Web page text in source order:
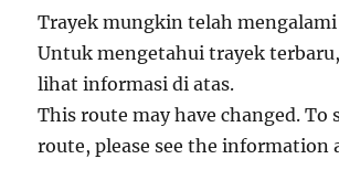
Trayek mungkin telah
Untuk mengetahui trayek
lihat informasi di atas.
This route may have changed. To
route, please see the information